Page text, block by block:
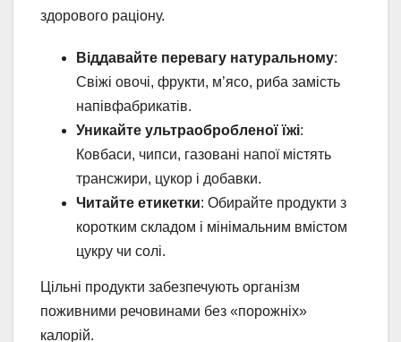
здорового раціону.
Віддавайте перевагу натуральному:
Свіжі овочі, фрукти, м’ясо, риба замість
напівфабрикатів.
Уникайте ультраобробленої їжі:
Ковбаси, чипси, газовані напої містять
трансжири, цукор і добавки.
Читайте етикетки: Обирайте продукти з
коротким складом і мінімальним вмістом
цукру чи солі.
Цільні продукти забезпечують організм
поживними речовинами без «порожніх»
калорій.